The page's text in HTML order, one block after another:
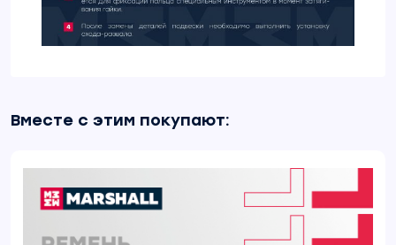
Вместе с этим покупают: